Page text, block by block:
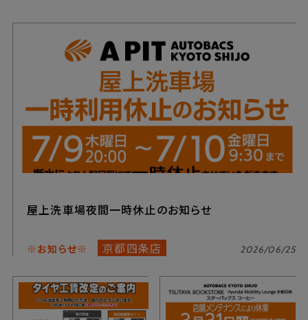
2026/06/25
屋上洗車場夜間一時休止のお知らせ
※お知らせ※ 京都四条店